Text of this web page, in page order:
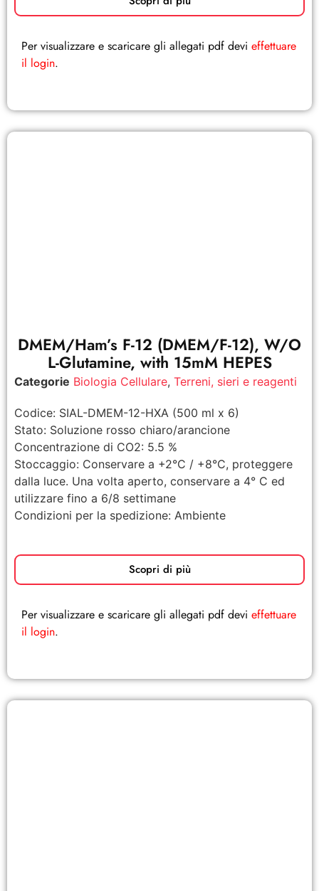
Per visualizzare e scaricare gli allegati pdf devi effettuare
il login.
DMEM/Ham’s F-12 (DMEM/F-12), W/O
L-Glutamine, with 15mM HEPES
Categorie Biologia Cellulare, Terreni, sieri e reagenti
Codice: SIAL-DMEM-12-HXA (500 ml x 6)
Stato: Soluzione rosso chiaro/arancione
Concentrazione di CO2: 5.5 %
Stoccaggio: Conservare a +2°C / +8°C, proteggere
dalla luce. Una volta aperto, conservare a 4° C ed
utilizzare fino a 6/8 settimane
Condizioni per la spedizione: Ambiente
Scopri di più
Per visualizzare e scaricare gli allegati pdf devi effettuare
il login.